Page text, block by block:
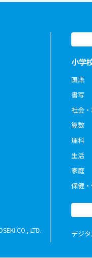
CO., LTD.
小学
国語
書写
社会
算数
理科
生活
家庭
保健
デジ